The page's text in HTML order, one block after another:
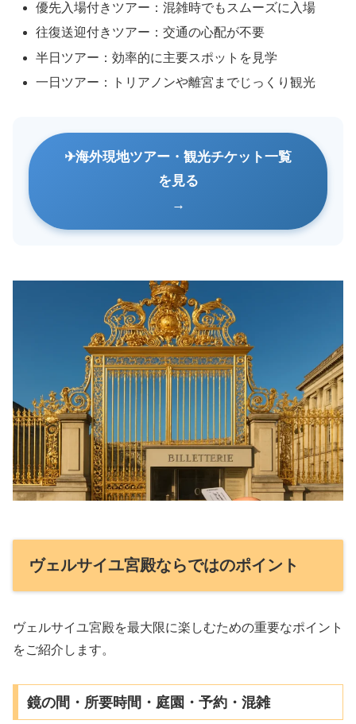
優先入場付きツアー：混雑時でもスムーズに入場
往復送迎付きツアー：交通の心配が不要
半日ツアー：効率的に主要スポットを見学
一日ツアー：トリアノンや離宮までじっくり観光
海外現地ツアー・観光チケット一覧
を見る
ヴェルサイユ宮殿ならではのポイント
ヴェルサイユ宮殿を最大限に楽しむための重要なポイント
をご紹介します。
鏡の間・所要時間・庭園・予約・混雑